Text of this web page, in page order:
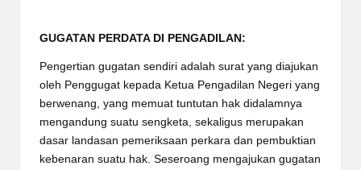
GUGATAN PERDATA DI PENGADILAN:
Pengertian gugatan sendiri adalah surat yang diajukan
oleh Penggugat kepada Ketua Pengadilan Negeri yang
berwenang, yang memuat tuntutan hak didalamnya
mengandung suatu sengketa, sekaligus merupakan
dasar landasan pemeriksaan perkara dan pembuktian
kebenaran suatu hak. Seseroang mengajukan gugatan